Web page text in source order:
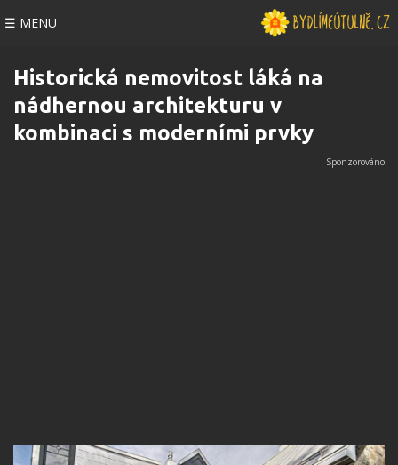
☰ MENU
Historická nemovitost láká na
nádhernou architekturu v
kombinaci s moderními prvky